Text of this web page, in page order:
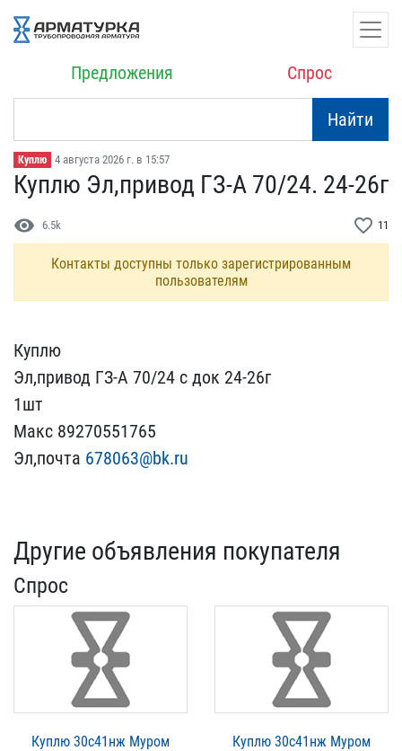
Предложения Спрос
Найти
Куплю 4 августа 2026 г. в 15:57
Куплю Эл,привод ГЗ-А 70/​24. 24-26г
visibility 6.5k favorite_border 11
Контакты доступны только зарегистрированным
пользователям
Куплю
Эл,привод ГЗ-А 70​/24 с док 24-26г
1шт
М​акс 89270551765
Эл,почт​а 678063@bk.ru
Другие объявления покупателя
Спрос
Куплю 30с41нж Муром
Куплю 30с41нж Муром